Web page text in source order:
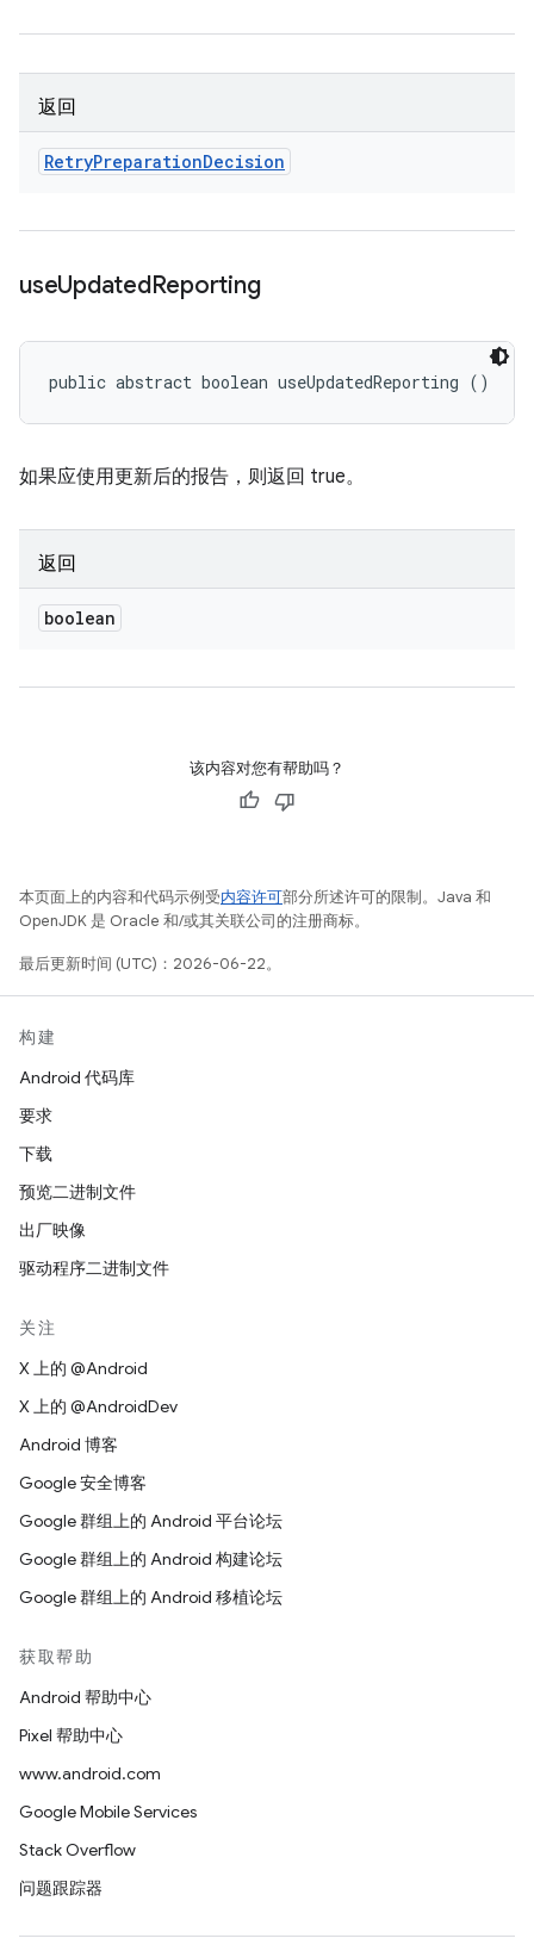
返回
RetryPreparationDecision
useUpdatedReporting
public abstract boolean useUpdatedReporting ()
如果应使用更新后的报告，则返回 true。
返回
boolean
该内容对您有帮助吗？
本页面上的内容和代码示例受内容许可部分所述许可的限制。Java 和
OpenJDK 是 Oracle 和/或其关联公司的注册商标。
最后更新时间 (UTC)：2026-06-22。
构建
Android 代码库
要求
下载
预览二进制文件
出厂映像
驱动程序二进制文件
关注
X 上的 @Android
X 上的 @AndroidDev
Android 博客
Google 安全博客
Google 群组上的 Android 平台论坛
Google 群组上的 Android 构建论坛
Google 群组上的 Android 移植论坛
获取帮助
Android 帮助中心
Pixel 帮助中心
www.android.com
Google Mobile Services
Stack Overflow
问题跟踪器